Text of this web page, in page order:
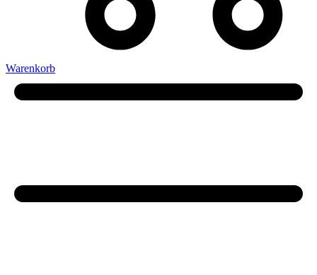
Warenkorb